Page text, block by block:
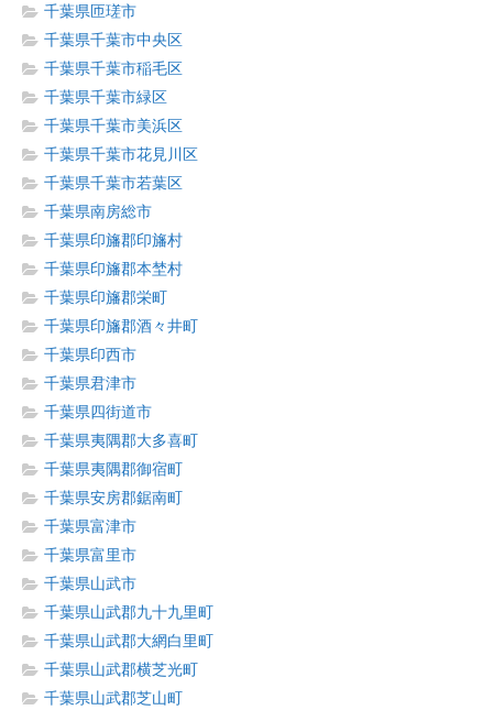
千葉県匝瑳市
千葉県千葉市中央区
千葉県千葉市稲毛区
千葉県千葉市緑区
千葉県千葉市美浜区
千葉県千葉市花見川区
千葉県千葉市若葉区
千葉県南房総市
千葉県印旛郡印旛村
千葉県印旛郡本埜村
千葉県印旛郡栄町
千葉県印旛郡酒々井町
千葉県印西市
千葉県君津市
千葉県四街道市
千葉県夷隅郡大多喜町
千葉県夷隅郡御宿町
千葉県安房郡鋸南町
千葉県富津市
千葉県富里市
千葉県山武市
千葉県山武郡九十九里町
千葉県山武郡大網白里町
千葉県山武郡横芝光町
千葉県山武郡芝山町